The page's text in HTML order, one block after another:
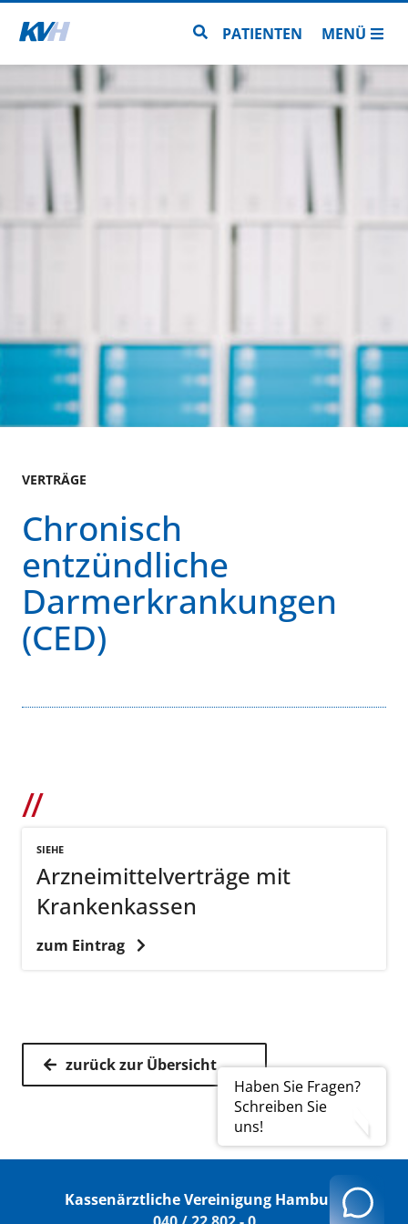
Zur Startseite Zur Seitensuche
PATIENTEN MENÜ
Haben Sie Fragen?
Schreiben Sie
uns!
VERTRÄGE
Chronisch
entzündliche
Darmerkrankungen
(CED)
SIEHE
Arzneimittelverträge mit
Krankenkassen
zum Eintrag
zurück zur Übersicht
Kassenärztliche Vereinigung Hamburg